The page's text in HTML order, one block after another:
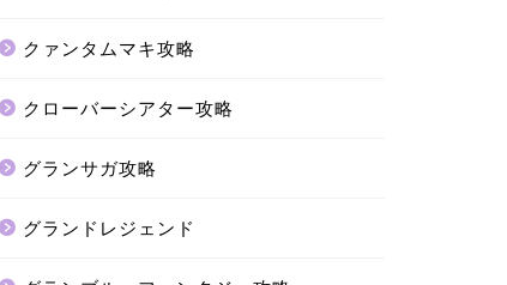
クァンタムマキ攻略
クローバーシアター攻略
グランサガ攻略
グランドレジェンド